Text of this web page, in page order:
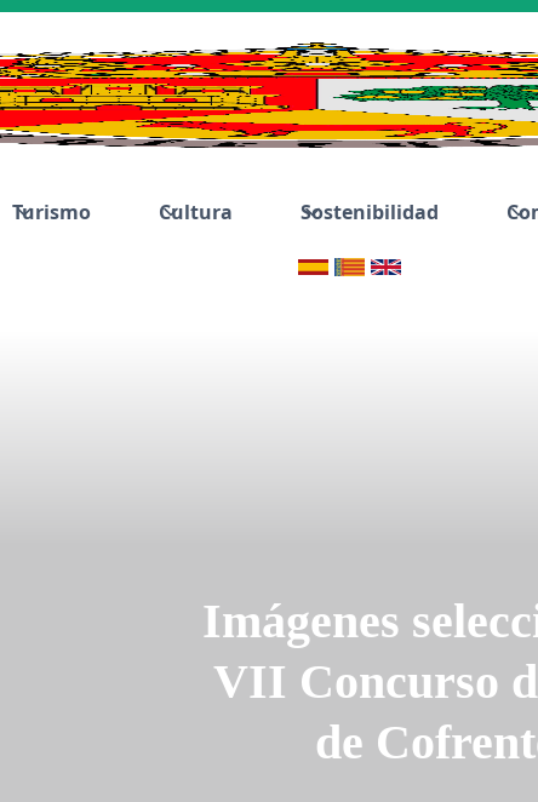
Turismo Cultura Sostenibilidad
Imágenes
VII Concurso
de